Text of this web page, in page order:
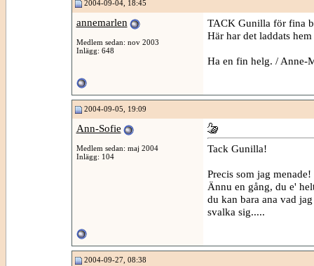
2004-09-04, 18:45
annemarlen
Medlem sedan: nov 2003
Inlägg: 648
TACK Gunilla för fina
Här har det laddats
Ha en fin helg. / Anne-
2004-09-05, 19:09
Ann-Sofie
Medlem sedan: maj 2004
Inlägg: 104
Tack Gunilla!
Precis som jag menade!
Ännu en gång, du e'
du kan bara ana vad
svalka sig.....
2004-09-27, 08:38